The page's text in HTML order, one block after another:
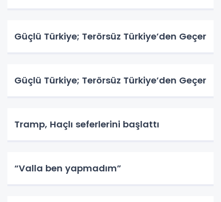
Güçlü Türkiye; Terörsüz Türkiye’den Geçer
Güçlü Türkiye; Terörsüz Türkiye’den Geçer
Tramp, Haçlı seferlerini başlattı
“Valla ben yapmadım”